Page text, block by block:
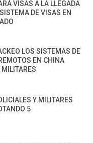
VISAS A LA LLEGADA
DE VISAS EN
LOS SISTEMAS DE
EN CHINA
Y MILITARES
5